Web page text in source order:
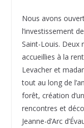
Nous avons
l’investissement
Saint-Louis. Deux
accueillies à la
Levacher et
tout au long de
forêt, création
rencontres et
Jeanne-d’Arc